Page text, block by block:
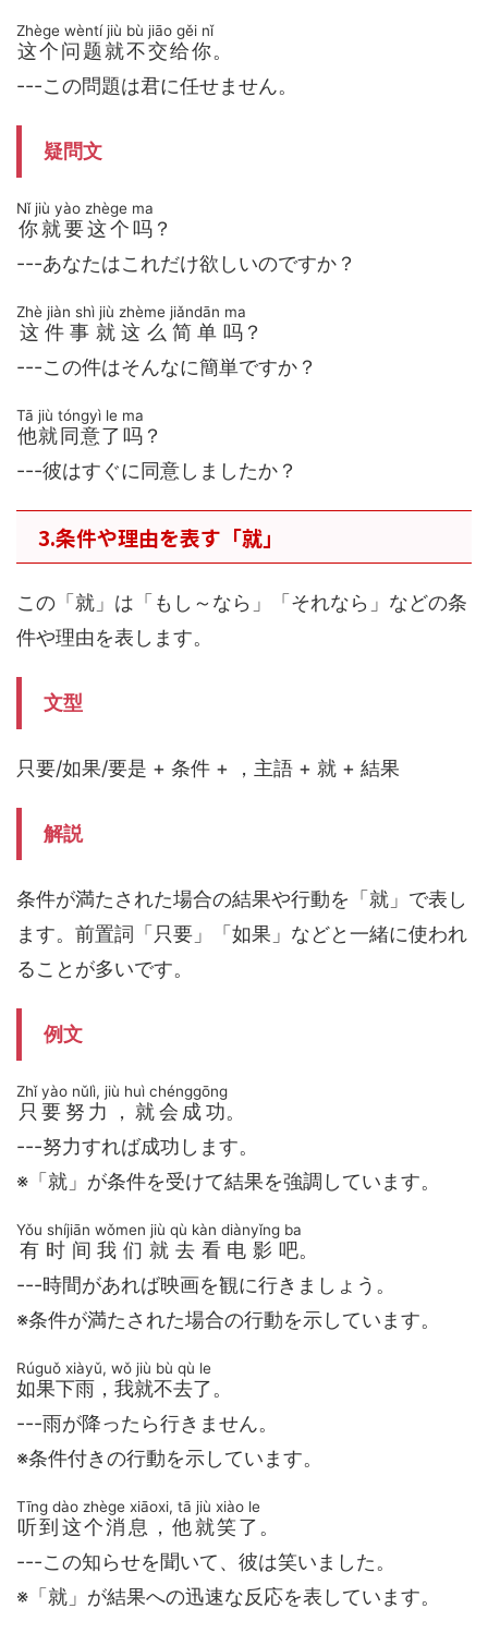
这个问题就不交给你
Zhège wèntí jiù bù jiāo gěi nǐ
。
---この問題は君に任せません。
疑問文
你就要这个吗
Nǐ jiù yào zhège ma
？
---あなたはこれだけ欲しいのですか？
这件事就这么简单吗
Zhè jiàn shì jiù zhème jiǎndān ma
？
---この件はそんなに簡単ですか？
他就同意了吗
Tā jiù tóngyì le ma
？
---彼はすぐに同意しましたか？
3.条件や理由を表す「就」
この「就」は「もし～なら」「それなら」などの条
件や理由を表します。
文型
只要/如果/要是 + 条件 + ，主語 + 就 + 結果
解説
条件が満たされた場合の結果や行動を「就」で表し
ます。前置詞「只要」「如果」などと一緒に使われ
ることが多いです。
例文
只要努力，就会成功
Zhǐ yào nǔlì, jiù huì chénggōng
。
---努力すれば成功します。
※「就」が条件を受けて結果を強調しています。
有时间我们就去看电影吧
Yǒu shíjiān wǒmen jiù qù kàn diànyǐng ba
。
---時間があれば映画を観に行きましょう。
※条件が満たされた場合の行動を示しています。
如果下雨，我就不去了
Rúguǒ xiàyǔ, wǒ jiù bù qù le
。
---雨が降ったら行きません。
※条件付きの行動を示しています。
听到这个消息，他就笑了
Tīng dào zhège xiāoxi, tā jiù xiào le
。
---この知らせを聞いて、彼は笑いました。
※「就」が結果への迅速な反応を表しています。